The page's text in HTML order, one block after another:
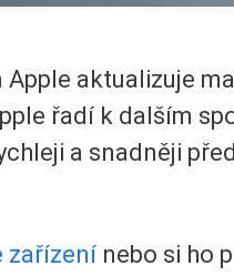
Apple aktualizuje
řadí k dalším
a snadněji
zařízení nebo si ho